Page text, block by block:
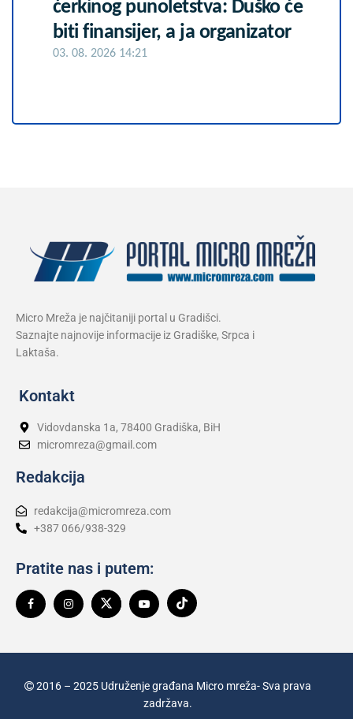
ćerkinog punoletstva: Duško će
biti finansijer, a ja organizator
03. 08. 2026 14:21
Micro Mreža je najčitaniji portal u Gradišci.
Saznajte najnovije informacije iz Gradiške, Srpca i
Laktaša.
Kontakt
Vidovdanska 1a, 78400 Gradiška, BiH
micromreza@gmail.com
Redakcija
redakcija@micromreza.com
+387 066/938-329
Pratite nas i putem:
2016 – 2025 Udruženje građana Micro mreža- Sva prava
zadržava.